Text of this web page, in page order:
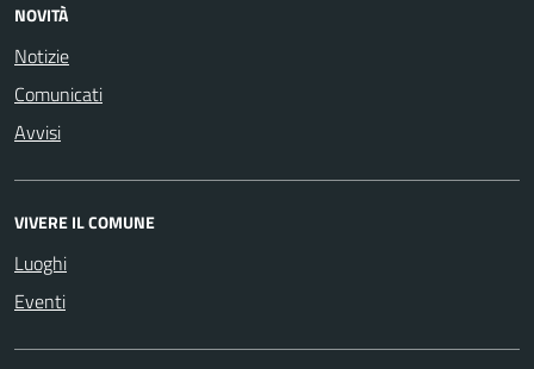
NOVITÀ
Notizie
Comunicati
Avvisi
VIVERE IL COMUNE
Luoghi
Eventi